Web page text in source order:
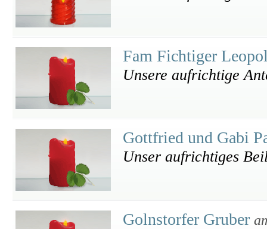
Fam Fichtiger
Unsere aufrichtige
Gottfried und Gabi
Unser aufrichtiges
Golnstorfer Gruber